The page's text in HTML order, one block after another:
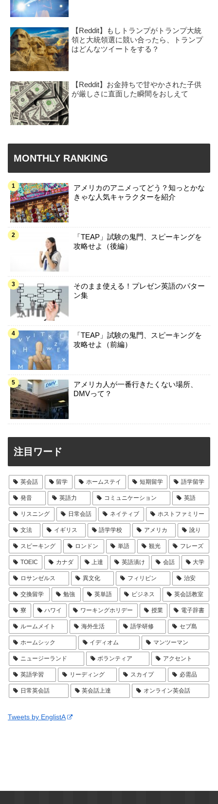
【Reddit】もしトランプがトランプ大統
領と大統領選に競い合ったら、トランプ
はどんなツイートをする？
【Reddit】お金持ちで甘やかされた子供
が厳しさに直面した瞬間をおしえて
MONTHLY RANKING
アメリカのアニメってどう？知っとかな
きゃな人気キャラクターを紹介
「TEAP」試験の鬼門、スピーキングを
攻略せよ（後編）
そのまま使える！プレゼン英語のパター
ン集
「TEAP」試験の鬼門、スピーキングを
攻略せよ（前編）
アメリカ人が一番行きたくない場所、
DMVって？
注目ワード
英会話 留学 ホームステイ 短期留学 語学留学
発音 英語力 コミュニケーション 英語
リスニング 日常会話 ネイティブ ホストファミリー
文法 イギリス 語学学校 アメリカ 訛り
スピーキング ロンドン 単語 観光 フレーズ
TOEIC カナダ 上達 英語漬け 会話 大学
ロサンゼルス 異文化 フィリピン 治安
交換留学 勉強 英単語 ビジネス 英会話教室
寮 ハワイ ワーキングホリデー 授業 電子辞書
ルームメイト 海外生活 語学研修 セブ島
ホームシック イディオム マンツーマン
ニュージーランド ボランティア アクセント
英語学習 リーディング スカイプ 必需品
日常英会話 英会話上達 オンライン英会話
Tweets by EnglistA